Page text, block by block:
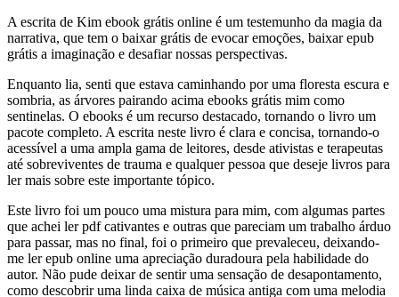
A escrita de Kim ebook grátis online é um testemunho da magia da
narrativa, que tem o baixar grátis de evocar emoções, baixar epub
grátis a imaginação e desafiar nossas perspectivas.
Enquanto lia, senti que estava caminhando por uma floresta escura e
sombria, as árvores pairando acima ebooks grátis mim como
sentinelas. O ebooks é um recurso destacado, tornando o livro um
pacote completo. A escrita neste livro é clara e concisa, tornando-o
acessível a uma ampla gama de leitores, desde ativistas e terapeutas
até sobreviventes de trauma e qualquer pessoa que deseje livros para
ler mais sobre este importante tópico.
Este livro foi um pouco uma mistura para mim, com algumas partes
que achei ler pdf cativantes e outras que pareciam um trabalho árduo
para passar, mas no final, foi o primeiro que prevaleceu, deixando-
me ler epub online uma apreciação duradoura pela habilidade do
autor. Não pude deixar de sentir uma sensação de desapontamento,
como descobrir uma linda caixa de música antiga com uma melodia